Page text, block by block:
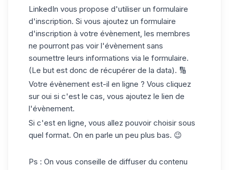
LinkedIn vous propose d'utiliser un formulaire
d'inscription. Si vous ajoutez un formulaire
d'inscription à votre évènement, les membres
ne pourront pas voir l'évènement sans
soumettre leurs informations via le formulaire.
(Le but est donc de récupérer de la data). 🔢
Votre évènement est-il en ligne ? Vous cliquez
sur oui si c'est le cas, vous ajoutez le lien de
l'évènement.
Si c'est en ligne, vous allez pouvoir choisir sous
quel format. On en parle un peu plus bas. 😉
Ps : On vous conseille de diffuser du contenu